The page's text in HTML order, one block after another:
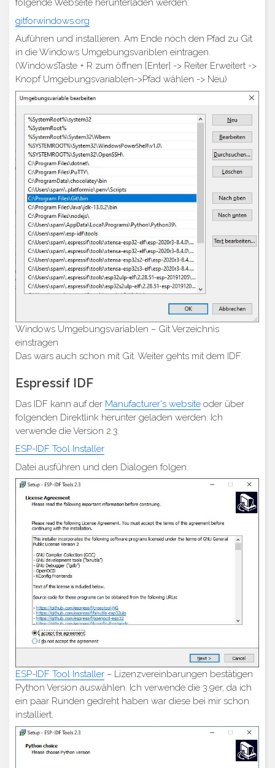
folgende Webseite herunterladen werden:
gitforwindows.org
Auführen und installieren. Am Ende noch den Pfad zu Git
in die Windows Umgebungsvariblen eintragen.
(WindowsTaste + R zum öffnen [Enter] -> Reiter Erweitert ->
Knopf Umgebungsvariablen->Pfad wählen -> Neu)
Windows Umgebungsvariablen – Git Verzeichnis
einstragen
Das wars auch schon mit Git. Weiter gehts mit dem IDF.
Espressif IDF
Das IDF kann auf der Manufacturer's website oder über
folgenden Direktlink herunter geladen werden. Ich
verwende die Version 2.3.
ESP-IDF Tool Installer
Datei ausführen und den Dialogen folgen.
ESP-IDF Tool Installer – Lizenzvereinbarungen bestätigen
Python Version auswählen. Ich verwende die 3.9er, da ich
ein paar Runden gedreht haben war diese bei mir schon
installiert.